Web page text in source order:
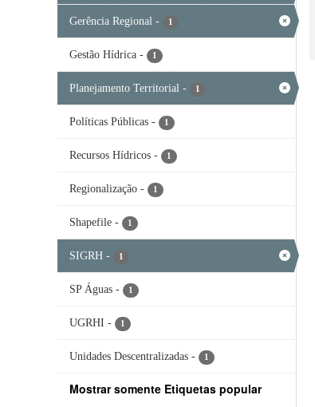
Gerência Regional - 1
Gestão Hídrica - 1
Planejamento Territorial - 1
Políticas Públicas - 1
Recursos Hídricos - 1
Regionalização - 1
Shapefile - 1
SIGRH - 1
SP Águas - 1
UGRHI - 1
Unidades Descentralizadas - 1
Mostrar somente Etiquetas popular